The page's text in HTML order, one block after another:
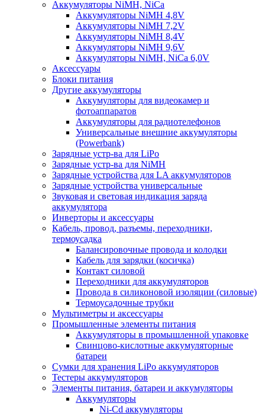
Аккумуляторы NiMH, NiCa
Аккумуляторы NiMH 4,8V
Аккумуляторы NiMH 7,2V
Аккумуляторы NiMH 8,4V
Аккумуляторы NiMH 9,6V
Аккумуляторы NiMH, NiCa 6,0V
Аксессуары
Блоки питания
Другие аккумуляторы
Аккумуляторы для видеокамер и
фотоаппаратов
Аккумуляторы для радиотелефонов
Универсальные внешние аккумуляторы
(Powerbank)
Зарядные устр-ва для LiPo
Зарядные устр-ва для NiMH
Зарядные устройства для LA аккумуляторов
Зарядные устройства универсальные
Звуковая и световая индикация заряда
аккумулятора
Инверторы и аксессуары
Кабель, провод, разъемы, переходники,
термоусадка
Балансировочные провода и колодки
Кабель для зарядки (косичка)
Контакт силовой
Переходники для аккумуляторов
Провода в силиконовой изоляции (силовые)
Термоусадочные трубки
Мультиметры и аксессуары
Промышленные элементы питания
Аккумуляторы в промышленной упаковке
Свинцово-кислотные аккумуляторные
батареи
Сумки для хранения LiPo аккумуляторов
Тестеры аккумуляторов
Элементы питания, батареи и аккумуляторы
Аккумуляторы
Ni-Cd аккумуляторы